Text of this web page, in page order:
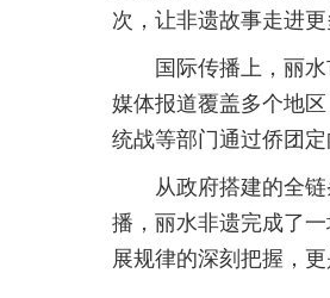
次，让非遗故事走进更
国际传播上，丽
媒体报道覆盖多个地
统战等部门通过侨团
从政府搭建的全
播，丽水非遗完成了
展规律的深刻把握，